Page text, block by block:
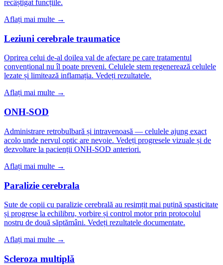
recâștigat funcțiile.
Aflați mai multe →
Leziuni cerebrale traumatice
Oprirea celui de-al doilea val de afectare pe care tratamentul
convențional nu îl poate preveni. Celulele stem regenerează celulele
lezate și limitează inflamația. Vedeți rezultatele.
Aflați mai multe →
ONH-SOD
Administrare retrobulbară și intravenoasă — celulele ajung exact
acolo unde nervul optic are nevoie. Vedeți progresele vizuale și de
dezvoltare la pacienții ONH-SOD anteriori.
Aflați mai multe →
Paralizie cerebrala
Sute de copii cu paralizie cerebrală au resimțit mai puțină spasticitate
și progrese la echilibru, vorbire și control motor prin protocolul
nostru de două săptămâni. Vedeți rezultatele documentate.
Aflați mai multe →
Scleroza multiplă